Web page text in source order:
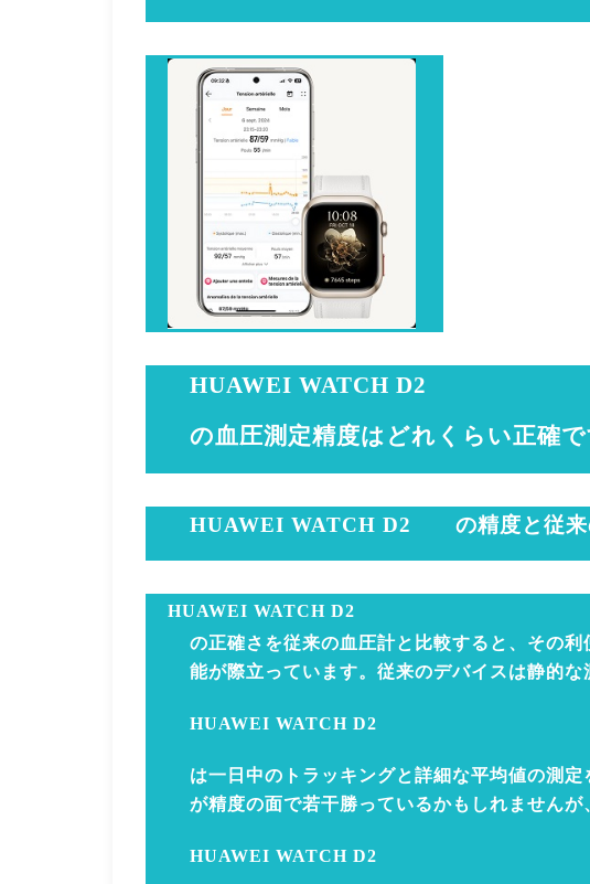
HUAWEI WATCH D2
の血圧測定精度はどれくらい正確で
HUAWEI WATCH D2 の精度と従
HUAWEI WATCH D2
の正確さを従来の血圧計と比較すると、その
能が際立っています。従来のデバイスは静的な
HUAWEI WATCH D2
は一日中のトラッキングと詳細な平均値の測
が精度の面で若干勝っているかもしれませんが
HUAWEI WATCH D2